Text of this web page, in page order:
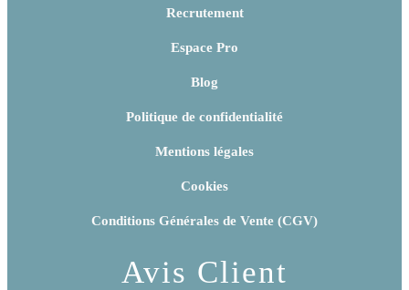
Recrutement
Espace Pro
Blog
Politique de confidentialité
Mentions légales
Cookies
Conditions Générales de Vente (CGV)
Avis Client